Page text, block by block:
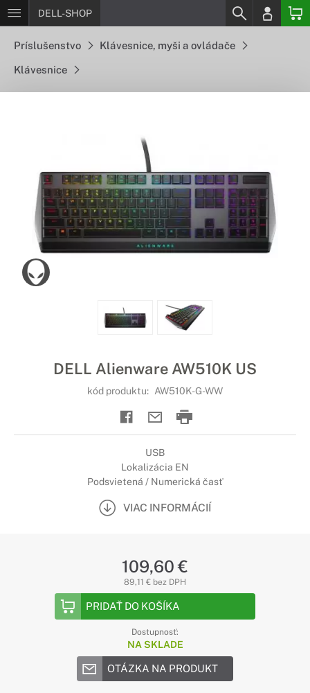
DELL-SHOP
Príslušenstvo Klávesnice, myši a ovládače
Klávesnice
DELL Alienware AW510K US
kód produktu: AW510K-G-WW
USB
Lokalizácia EN
Podsvietená / Numerická časť
VIAC INFORMÁCIÍ
109,60 €
89,11 € bez DPH
PRIDAŤ DO KOŠÍKA
Dostupnosť:
NA SKLADE
OTÁZKA NA PRODUKT